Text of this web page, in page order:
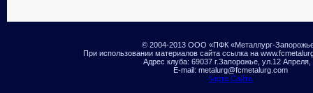
© 2004-2013 ООО «ПФК «Металлург-
При использовании материалов сайта ссылка на
Адрес клуба: 69037 г.Запорожье, ул.12 Апреля,
E-mail: metalurg@fcmetalurg.com
Карта Сайта